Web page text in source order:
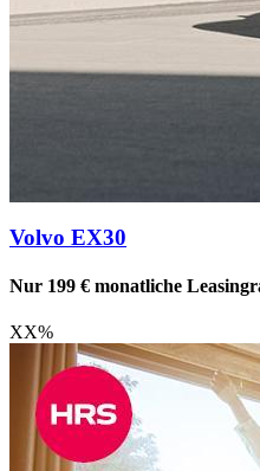
Volvo EX30
Nur 199 € monatliche
XX%